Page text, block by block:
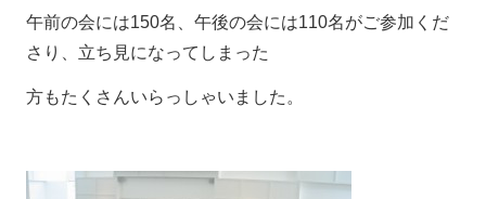
午前の会には150名、午後の会には110名がご参加くだ
さり、立ち見になってしまった
方もたくさんいらっしゃいました。